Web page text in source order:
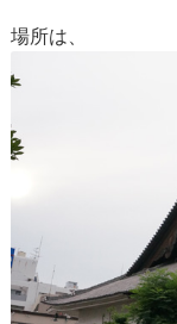
場所は、